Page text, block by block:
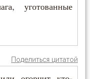
уготованные
Поделиться цитатой